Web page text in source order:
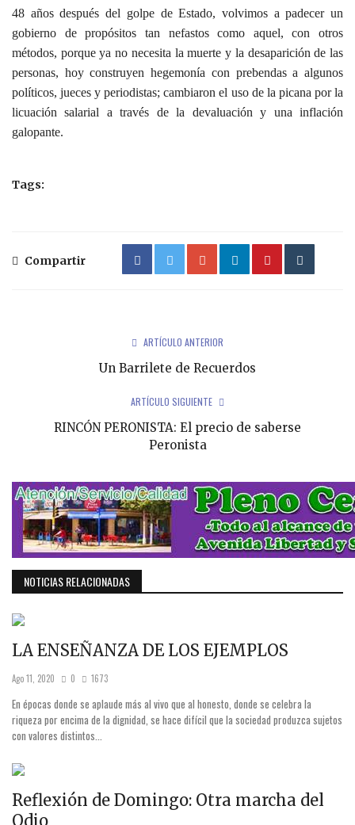
48 años después del golpe de Estado, volvimos a padecer un
gobierno de propósitos tan nefastos como aquel, con otros
métodos, porque ya no necesita la muerte y la desaparición de las
personas, hoy construyen hegemonía con prebendas a algunos
políticos, jueces y periodistas; cambiaron el uso de la picana por la
licuación salarial a través de la devaluación y una inflación
galopante.
Tags:
Compartir
ARTÍCULO ANTERIOR
Un Barrilete de Recuerdos
ARTÍCULO SIGUIENTE
RINCÓN PERONISTA: El precio de saberse
Peronista
NOTICIAS RELACIONADAS
LA ENSEÑANZA DE LOS EJEMPLOS
Ago 11, 2020 0 1673
En épocas donde se aplaude más al vivo que al honesto, donde se celebra la
riqueza por encima de la dignidad, se hace difícil que la sociedad produzca sujetos
con valores distintos...
Reflexión de Domingo: Otra marcha del
Odio